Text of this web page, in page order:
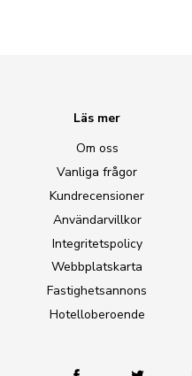
Läs mer
Om oss
Vanliga frågor
Kundrecensioner
Användarvillkor
Integritetspolicy
Webbplatskarta
Fastighetsannons
Hotelloberoende